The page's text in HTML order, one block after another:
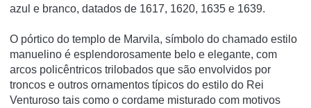
azul e branco, datados de 1617, 1620, 1635 e 1639.
O pórtico do templo de Marvila, símbolo do chamado estilo
manuelino é esplendorosamente belo e elegante, com
arcos policêntricos trilobados que são envolvidos por
troncos e outros ornamentos típicos do estilo do Rei
Venturoso tais como o cordame misturado com motivos